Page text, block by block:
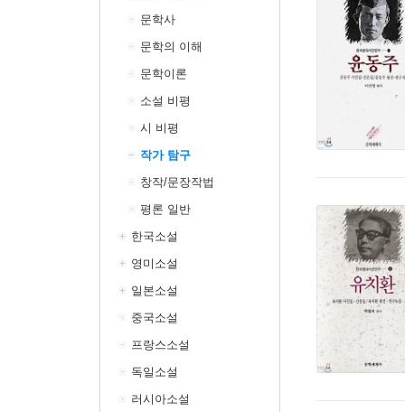
문학사
문학의 이해
문학이론
소설 비평
시 비평
작가 탐구
창작/문장작법
평론 일반
한국소설
영미소설
일본소설
중국소설
프랑스소설
독일소설
러시아소설